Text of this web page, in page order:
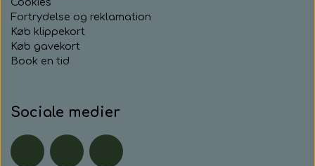
Fortrydelse og reklamation
Køb klippekort
Køb gavekort
Book en tid
Sociale medier